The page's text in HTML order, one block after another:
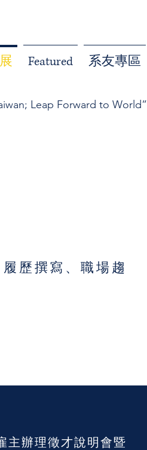
Featured 系友專區
Leap Forward to World”
歷撰寫、職場趨
主辦理徵才說明會暨